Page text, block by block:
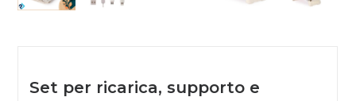
Set per ricarica, supporto e